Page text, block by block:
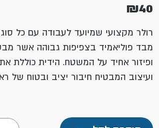
₪40
רולר מקצועי שמיועד לעבודה עם כל
מבד פוליאמיד בצפיפות גבוהה אשר
ופיזור אחיד על המשטח. הידית כוללת
ועיצוב המבטיח חיבור יציב ובטוח של
כמות